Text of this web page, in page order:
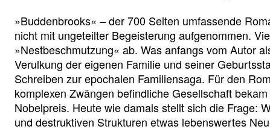
»Buddenbrooks« – der 700 Seiten umfassende
nicht mit ungeteilter Begeisterung aufgenommen.
»Nestbeschmutzung« ab. Was anfangs vom Autor
Verulkung der eigenen Familie und seiner
Schreiben zur epochalen Familiensaga. Für den
komplexen Zwängen befindliche Gesellschaft
Nobelpreis. Heute wie damals stellt sich die Frage:
und destruktiven Strukturen etwas lebenswertes